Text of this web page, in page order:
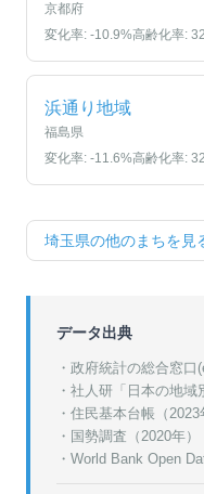
京都府
変化率: -10.9%高齢化率:
浜通り地域
福島県
変化率: -11.6%高齢化率:
埼玉県の他のまちを見
データ出典
・政府統計の総合窓口
・ 社人研「日本の地域
・ 住民基本台帳（2023
・ 国勢調査（2020年）
・World Bank Open